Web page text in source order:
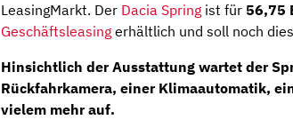
LeasingMarkt. Der Dacia Spring ist für 56,75
Geschäftsleasing erhältlich und soll noch
Hinsichtlich der Ausstattung wartet der
Rückfahrkamera, einer Klimaautomatik,
vielem mehr auf.